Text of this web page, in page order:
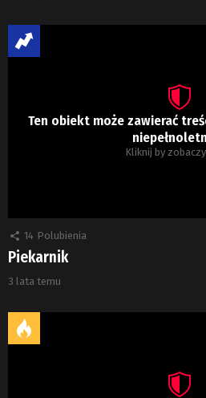
Ten obiekt może zawierać
Kliknij by
14 Polubienia
Piekarnik
3 lata temu